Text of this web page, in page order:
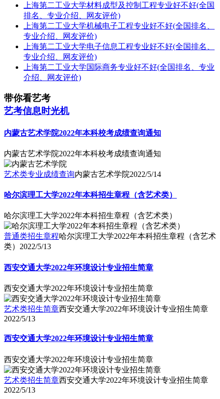
上海第二工业大学材料成型及控制工程专业好不好(全国
排名、专业介绍、网友评价)
上海第二工业大学机械电子工程专业好不好(全国排名、
专业介绍、网友评价)
上海第二工业大学电子信息工程专业好不好(全国排名、
专业介绍、网友评价)
上海第二工业大学国际商务专业好不好(全国排名、专业
介绍、网友评价)
带你看艺考
艺考信息时光机
内蒙古艺术学院2022年本科校考成绩查询通知
内蒙古艺术学院2022年本科校考成绩查询通知
艺术类专业成绩查询内蒙古艺术学院2022/5/14
哈尔滨理工大学2022年本科招生章程（含艺术类）
哈尔滨理工大学2022年本科招生章程（含艺术类）
普通类招生章程哈尔滨理工大学2022年本科招生章程（含艺术
类） 2022/5/13
西安交通大学2022年环境设计专业招生简章
西安交通大学2022年环境设计专业招生简章
艺术类招生简章西安交通大学2022年环境设计专业招生简章
2022/5/13
西安交通大学2022年环境设计专业招生简章
西安交通大学2022年环境设计专业招生简章
艺术类招生简章西安交通大学2022年环境设计专业招生简章
2022/5/13